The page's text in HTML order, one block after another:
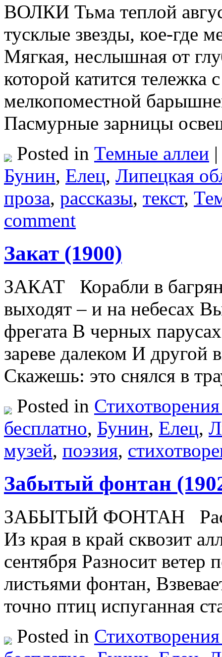
ВОЛКИ Тьма теплой
тусклые звезды, кое-где
Мягкая, неслышная от
которой катится
мелкопоместной
Пасмурные зарницы
Posted in Темные аллеи |
Бунин, Елец, Липецкая
проза, рассказы, текст,
comment
Закат (1900)
ЗАКАТ Корабли в
выходят – и на небесах
фрегата В черных
зареве далеком И
Скажешь: это снялся в
Posted in
бесплатно, Бунин, Елец,
музей, поэзия,
Забытый фонтан
ЗАБЫТЫЙ ФОНТАН
Из края в край сквозит
сентября Разносит
листьями фонтан,
точно птиц испуганная
Posted in